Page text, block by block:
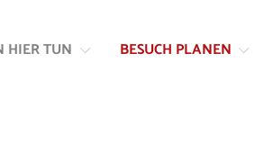
Inhalt
Navigation
HIER TUN BESUCH PLANEN